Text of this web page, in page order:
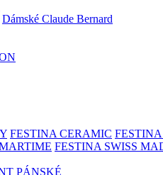
Dámské Claude Bernard
FESTINA CERAMIC
FESTINA SWISS
PÁNSKÉ